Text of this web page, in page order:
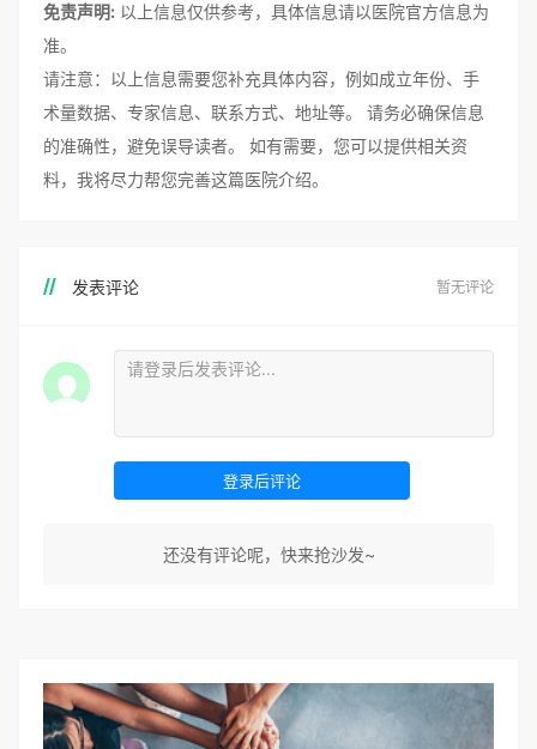
免责声明: 以上信息仅供参考，具体信息请以医院官方信息为
准。
请注意：以上信息需要您补充具体内容，例如成立年份、手
术量数据、专家信息、联系方式、地址等。 请务必确保信息
的准确性，避免误导读者。 如有需要，您可以提供相关资
料，我将尽力帮您完善这篇医院介绍。
发表评论 暂无评论
登录后评论
还没有评论呢，快来抢沙发~